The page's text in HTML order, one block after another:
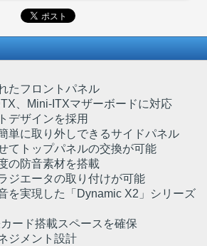
たフロントパネル
、Mini-ITXマザーボードに対応
デザインを採用
単に取り外しできるサイドパネル
てトップパネルの交換が可能
の防音素材を搭載
ジエータの取り付けが可能
を実現した「Dynamic X2」シリーズ
ード搭載スペースを確保
ジメント設計